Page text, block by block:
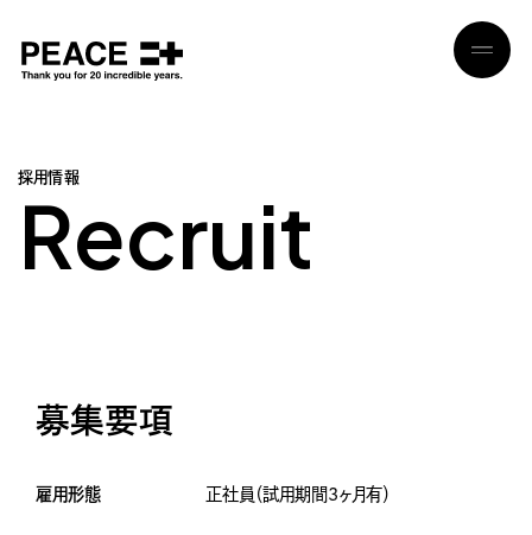
採用情報
Recruit
募集要項
雇用形態 正社員（試用期間3ヶ月有）